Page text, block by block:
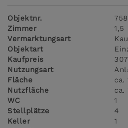
Objektnr.
Zimmer
1,5
Vermarktungsart
Objektart
Kaufpreis
Nutzungsart
Fläche
ca.
Nutzfläche ca.
WC
1
Stellplätze
4
Keller
1